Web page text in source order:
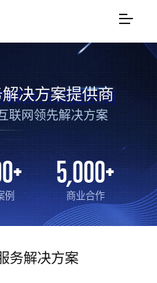
决方案提供商
联网领先解决方案
+
例
5,000+
商业合作
务解决方案